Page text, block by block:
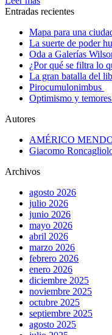
Entradas recientes
Mapa para una
La suerte de poder
Oda a Galerías
¿Por qué se filtra lo
La gran batalla del
Pirocumulonimbus
Optimismo y
Autores
AMÉRICO
Giacomo
Archivos
agosto 2026
julio 2026
junio 2026
mayo 2026
abril 2026
marzo 2026
febrero 2026
enero 2026
diciembre 2025
noviembre 2025
octubre 2025
septiembre 2025
agosto 2025